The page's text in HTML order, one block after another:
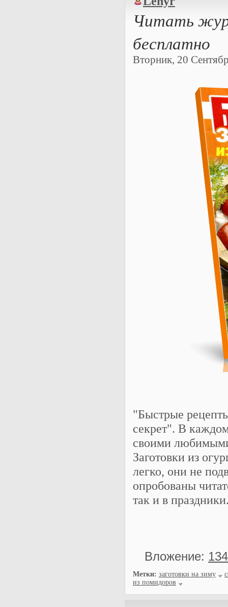
Читать
бесплатно
Вторник, 20
"Быстрые
секрет". В
своими
Заготовки из
легко, они не
опробованы
так и в
Вложение:
Метки: заготовки на зиму
из помидоров